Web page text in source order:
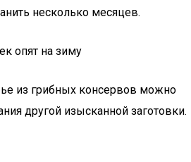
несколько месяцев.
опят на зиму
из грибных консервов можно
другой изысканной заготовки.